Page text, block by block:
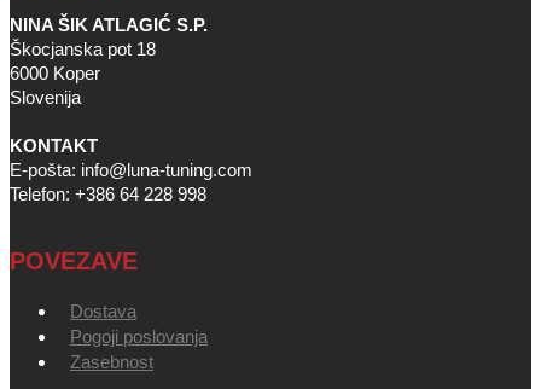
NINA ŠIK ATLAGIĆ S.P.
Škocjanska pot 18
6000 Koper
Slovenija
KONTAKT
E-pošta: info@luna-tuning.com
Telefon: +386 64 228 998
POVEZAVE
Dostava
Pogoji poslovanja
Zasebnost